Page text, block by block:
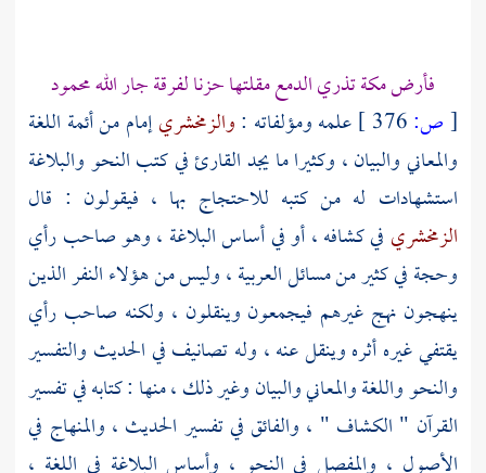
فأرضمكةتذري الدمع مقلتها حزنا لفرقة جار الله محمود
[ص: علمه ومؤلفاته :والزمخشريإمام من أئمة اللغة
والمعاني والبيان ، وكثيرا ما يجد القارئ في كتب النحو والبلاغة
استشهادات له من كتبه للاحتجاج بها ، فيقولون : قال
الزمخشري في كشافه ، أو في أساس البلاغة ، وهو صاحب رأي
وحجة في كثير من مسائل العربية ، وليس من هؤلاء النفر الذين
ينهجون نهج غيرهم فيجمعون وينقلون ، ولكنه صاحب رأي
يقتفي غيره أثره وينقل عنه ، وله تصانيف في الحديث والتفسير
والنحو واللغة والمعاني والبيان وغير ذلك ، منها : كتابه في تفسير
القرآن " الكشاف " ، والفائق في تفسير الحديث ، والمنهاج في